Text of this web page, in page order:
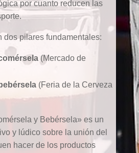
por cuanto reducen las
dos pilares fundamentales:
(Mercado de
(Feria de la Cerveza
y Bebérsela» es un
y lúdico sobre la unión del
hacer de los productos